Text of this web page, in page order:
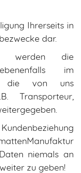
Ihrerseits in
dar.
werden die
im
die von uns
Transporteur,
niemals an
zu geben!